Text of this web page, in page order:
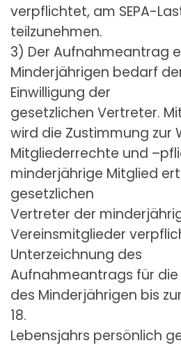
verpflichtet, am SEPA-
teilzunehmen.
3) Der Aufnahmeantrag
Minderjährigen bedarf
Einwilligung der
gesetzlichen Vertreter.
wird die Zustimmung zur
Mitgliederrechte und
minderjährige Mitglied
gesetzlichen
Vertreter der
Vereinsmitglieder
Unterzeichnung des
Aufnahmeantrags für
des Minderjährigen bis
18.
Lebensjahrs persönlich